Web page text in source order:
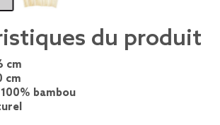
du produit
cm
cm
100% bambou